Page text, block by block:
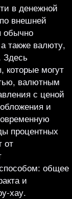
в денежной
внешней
обычно
также валюту,
Здесь
которые могут
валютным
с ценой
и
процентных
от
общее
и
хау.